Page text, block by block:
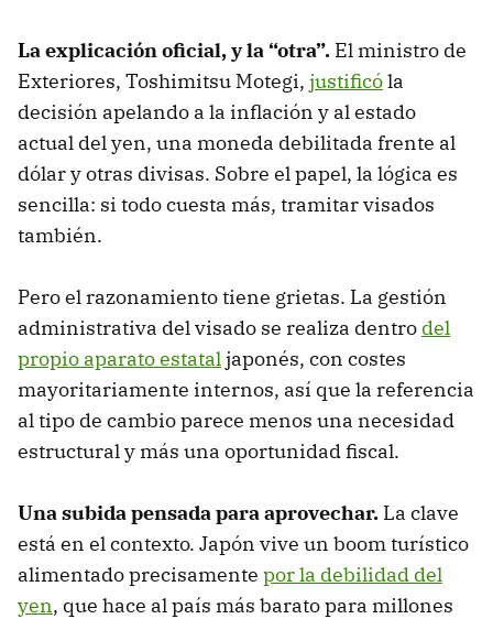
La explicación oficial, y la “otra”. El ministro de
Exteriores, Toshimitsu Motegi, justificóla
decisión apelando a la inflación y al estado
actual del yen, una moneda debilitada frente al
dólar y otras divisas. Sobre el papel, la lógica es
sencilla: si todo cuesta más, tramitar visados
también.
Pero el razonamiento tiene grietas. La gestión
administrativa del visado se realiza dentro del
propio aparato estataljaponés, con costes
mayoritariamente internos, así que la referencia
al tipo de cambio parece menos una necesidad
estructural y más una oportunidad fiscal.
Una subida pensada para aprovechar. La clave
está en el contexto. Japón vive un boom turístico
alimentado precisamente por la debilidad del
yen, que hace al país más barato para millones